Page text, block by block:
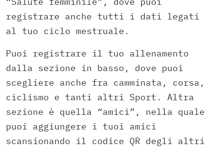
registrare anche tutti i dati legati
al tuo ciclo mestruale.
Puoi registrare il tuo allenamento
dalla sezione in basso, dove puoi
scegliere anche fra camminata, corsa,
ciclismo e tanti altri Sport. Altra
sezione è quella “amici”, nella quale
puoi aggiungere i tuoi amici
scansionando il codice QR degli altri